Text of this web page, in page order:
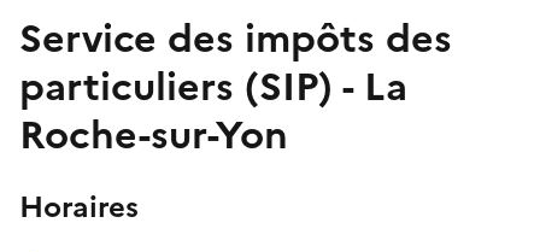
Service des impôts des
particuliers (SIP) - La
Roche-sur-Yon
Horaires